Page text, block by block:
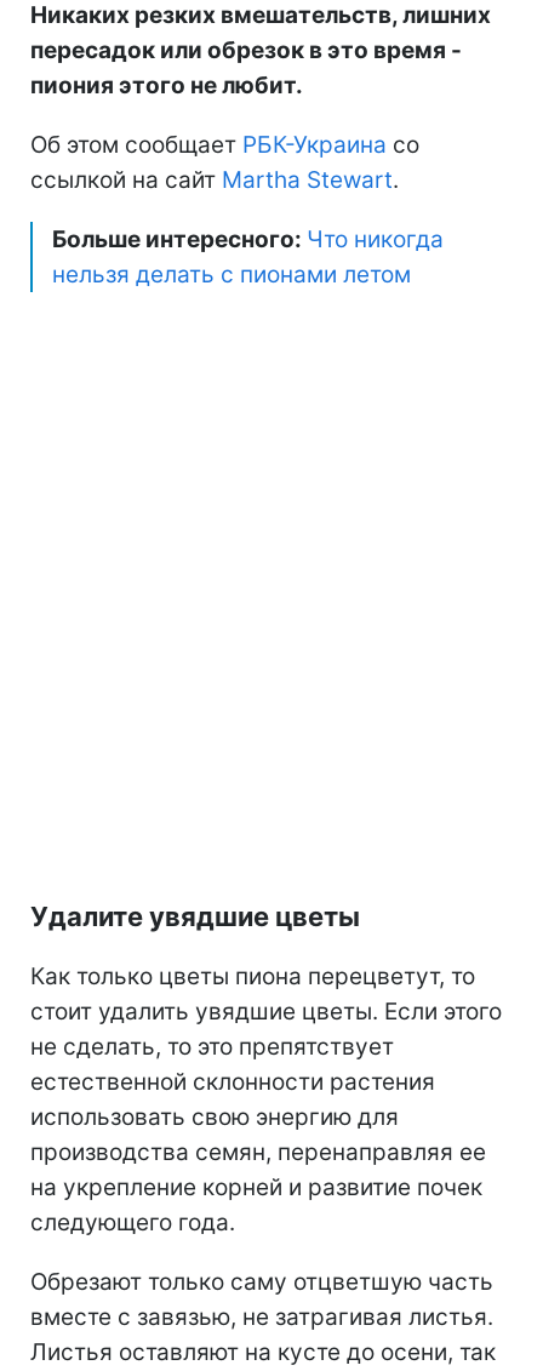
Никаких резких вмешательств, лишних
пересадок или обрезок в это время -
пиония этого не любит.
Об этом сообщает РБК-Украина со
ссылкой на сайт Martha Stewart.
Больше интересного: Что никогда
нельзя делать с пионами летом
Удалите увядшие цветы
Как только цветы пиона перецветут, то
стоит удалить увядшие цветы. Если этого
не сделать, то это препятствует
естественной склонности растения
использовать свою энергию для
производства семян, перенаправляя ее
на укрепление корней и развитие почек
следующего года.
Обрезают только саму отцветшую часть
вместе с завязью, не затрагивая листья.
Листья оставляют на кусте до осени, так